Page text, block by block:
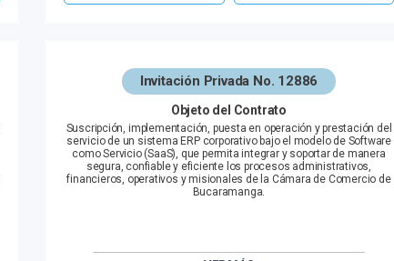
Fecha Cierre: Junio 30, 2026
Fecha Publicación Resultados: Julio 24, 2026
Invitación Privada No. 12886
Objeto del Contrato
Suscripción, implementación, puesta en operación y prestación del
servicio de un sistema ERP corporativo bajo el modelo de Software
como Servicio (SaaS), que permita integrar y soportar de manera
segura, confiable y eficiente los procesos administrativos,
financieros, operativos y misionales de la Cámara de Comercio de
Bucaramanga.